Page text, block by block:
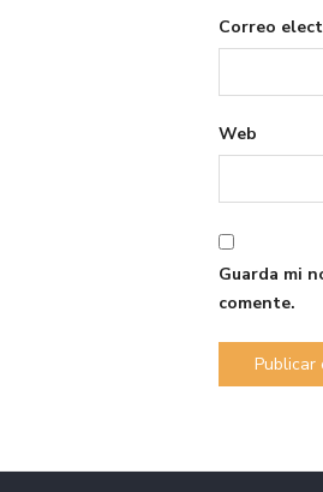
Correo
Web
Guarda mi
comente.